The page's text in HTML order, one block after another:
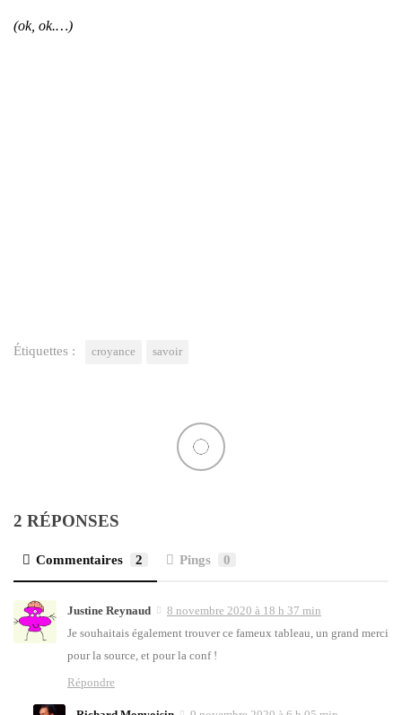
(ok, ok.…)
Étiquettes : croyance savoir
2 RÉPONSES
Commentaires 2 Pings 0
Justine Reynaud
8 novembre 2020 à 18 h 37 min
Je sou­hai­tais éga­le­ment trou­ver ce fameux tableau, un grand mer­ci
pour la source, et pour la conf !
Répondre